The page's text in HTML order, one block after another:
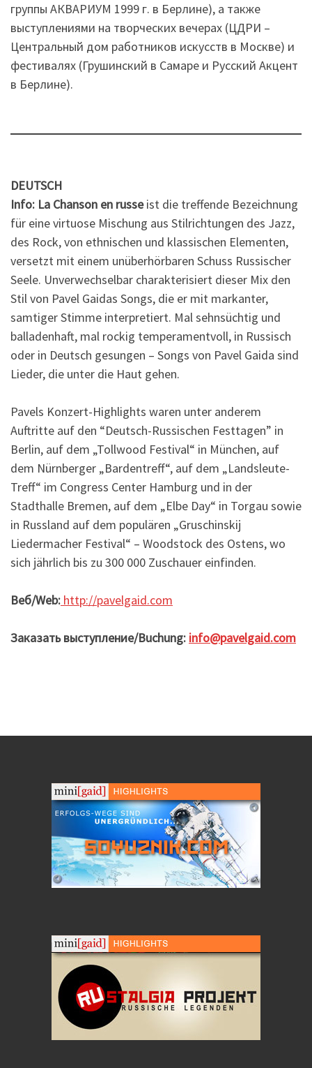
группы АКВАРИУМ 1999 г. в Берлине), а также
выступлениями на творческих вечерах (ЦДРИ –
Центральный дом работников искусств в Москве) и
фестивалях (Грушинский в Самаре и Русский Акцент
в Берлине).
DEUTSCH
Info: La Chanson en russeist die treffende Bezeichnung
für eine virtuose Mischung aus Stilrichtungen des Jazz,
des Rock, von ethnischen und klassischen Elementen,
versetzt mit einem unüberhörbaren Schuss Russischer
Seele. Unverwechselbar charakterisiert dieser Mix den
Stil von Pavel Gaidas Songs, die er mit markanter,
samtiger Stimme interpretiert. Mal sehnsüchtig und
balladenhaft, mal rockig temperamentvoll, in Russisch
oder in Deutsch gesungen – Songs von Pavel Gaida sind
Lieder, die unter die Haut gehen.
Pavels Konzert-Highlights waren unter anderem
Auftritte auf den “Deutsch-Russischen Festtagen” in
Berlin, auf dem „Tollwood Festival“ in München, auf
dem Nürnberger „Bardentreff“, auf dem „Landsleute-
Treff“ im Congress Center Hamburg und in der
Stadthalle Bremen, auf dem „Elbe Day“ in Torgau sowie
in Russland auf dem populären „Gruschinskij
Liedermacher Festival“ – Woodstock des Ostens, wo
sich jährlich bis zu 300 000 Zuschauer einfinden.
Веб/Web: http://pavelgaid.com
Заказать выступление/Buchung: info@pavelgaid.com